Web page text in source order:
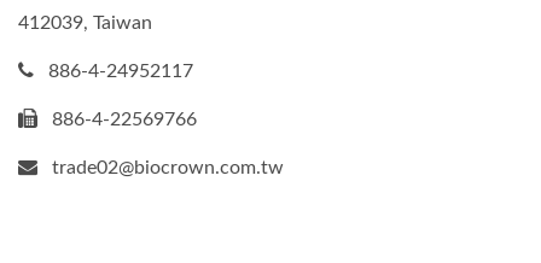
412039, Taiwan
886-4-24952117
886-4-22569766
trade02@biocrown.com.tw